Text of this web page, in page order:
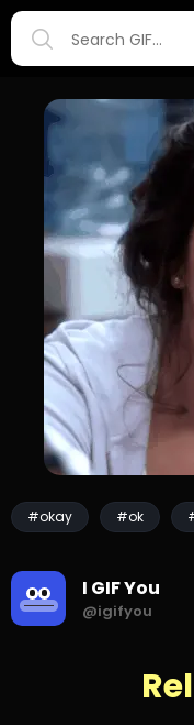
#okay #ok
I GIF You
@igifyou